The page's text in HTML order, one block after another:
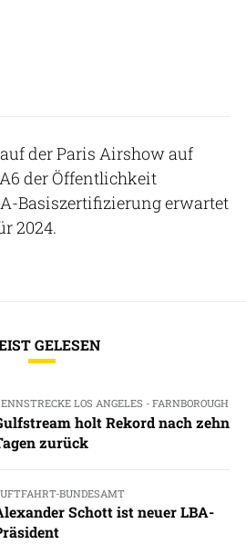
der Paris Airshow auf
der Öffentlichkeit
Basiszertifizierung erwartet
2024.
GELESEN
LOS ANGELES - FARNBOROUGH
holt Rekord nach zehn
zurück
BUNDESAMT
Schott ist neuer LBA-